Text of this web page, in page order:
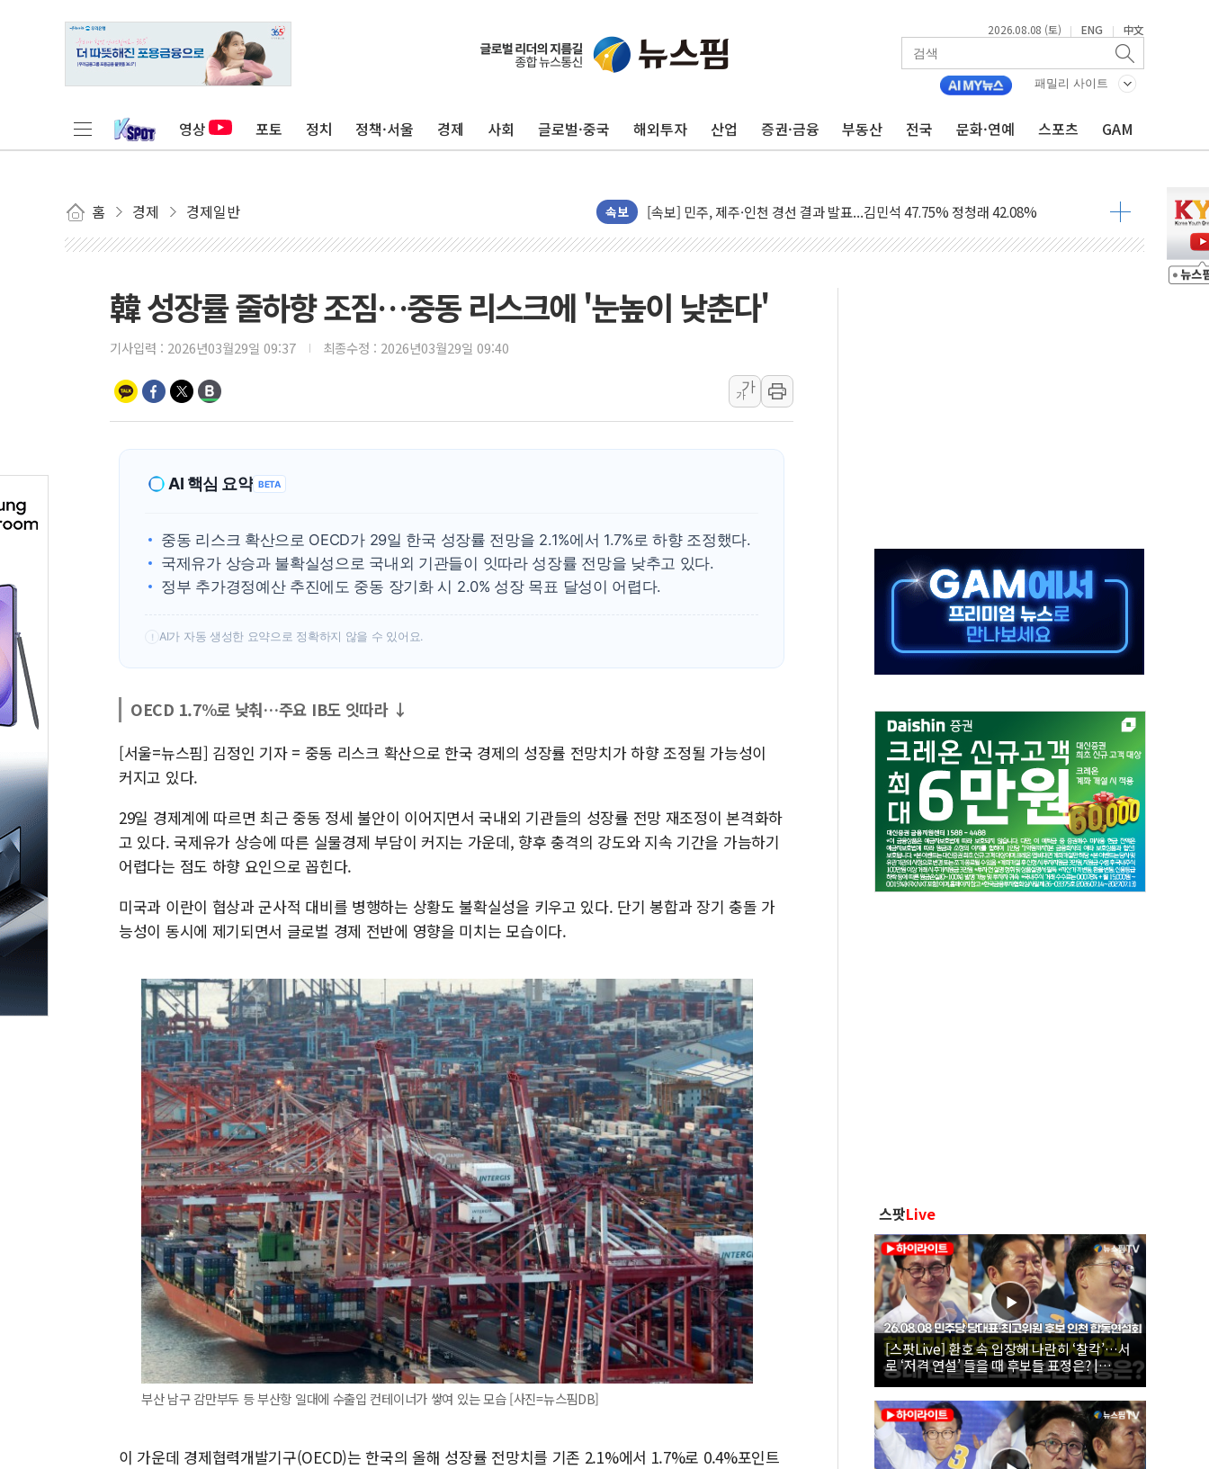
2026.08.08 (토) | ENG | 中文
패밀리 사이트
영상 포토 정치 정책·서울 경제 사회 글로벌·중국 해외투자 산업 증권·금융 부동산 전국 문화·연예 스포츠 GAM
홈 경제 경제일반 속보
울진·영덕 '호우특보'-포항 '산사태 주의보'...경북도, 호우 피해·통제구간 없어
[종합] 김민석, 정청래에 '0.86%p' 차 재역전 성공...金 45.42% vs 鄭 44.56%
김민석, 2주차 제주·인천 경선서 정청래에 승리...47.75% vs 42.08%
인사하는 김민석 당대표 후보
[속보] 민주, 인천 경선 결과 발표...김민석 45.09% 정청래 43.27% 송영길 11.63%
[속보] 민주, 제주 경선 결과 발표...김민석 52.64% 정청래 39.89% 송영길 7.47%
美, 이란전 출구전략 만지작…공습 한계·탄약 부족 현실화
강릉·동해·삼척 시간당 최대 50㎜ 폭우…강원 동해안 강한 비 이어져
서울 중랑구 주택가서 흉기 난동…60대 남성 2명 숨져
李대통령 "결혼 때문에 손해 보는 일 없게"…'결혼 페널티' 22개 과제 손본다
여수 오동도 인근 해상서 모터보트 전복…1명 사망·1명 실종
추미애, '위안부' 피해자 기림의 날 참석..."국제적 시민 연대로 목소리 내야"
'화합' 꺼낸 김민석에 '뻔뻔' 받아친 정청래…제주 연설서 신경전 고조
李대통령, ISA 개편 재검토 지시…與 "적극 환영"·野 "졸속 국정"
韓 성장률 줄하향 조짐…중동 리스크에 '눈높이 낮춘다'
기사입력 : 2026년03월29일 09:37 최종수정 : 2026년03월29일 09:40
가
가
AI 핵심 요약 BETA
중동 리스크 확산으로 OECD가 29일 한국 성장률 전망을 2.1%에서 1.7%로 하향 조정했다.
국제유가 상승과 불확실성으로 국내외 기관들이 잇따라 성장률 전망을 낮추고 있다.
정부 추가경정예산 추진에도 중동 장기화 시 2.0% 성장 목표 달성이 어렵다.
! AI가 자동 생성한 요약으로 정확하지 않을 수 있어요.
OECD 1.7%로 낮춰…주요 IB도 잇따라 ↓
[서울=뉴스핌] 김정인 기자 = 중동 리스크 확산으로 한국 경제의 성장률 전망치가 하향 조정될 가능성이
커지고 있다.
29일 경제계에 따르면 최근 중동 정세 불안이 이어지면서 국내외 기관들의 성장률 전망 재조정이 본격화하
고 있다. 국제유가 상승에 따른 실물경제 부담이 커지는 가운데, 향후 충격의 강도와 지속 기간을 가늠하기
어렵다는 점도 하향 요인으로 꼽힌다.
미국과 이란이 협상과 군사적 대비를 병행하는 상황도 불확실성을 키우고 있다. 단기 봉합과 장기 충돌 가
능성이 동시에 제기되면서 글로벌 경제 전반에 영향을 미치는 모습이다.
부산 남구 감만부두 등 부산항 일대에 수출입 컨테이너가 쌓여 있는 모습 [사진=뉴스핌DB]
이 가운데 경제협력개발기구(OECD)는 한국의 올해 성장률 전망치를 기존 2.1%에서 1.7%로 0.4%포인트
스팟Live
[스팟Live] 환호 속 입장해 나란히 ‘찰칵’…서
로 ‘저격 연설’ 들을 때 후보들 표정은? |
26.08.08 더불어민주당 당대표·최고위원 후
보 인천 합동연설회